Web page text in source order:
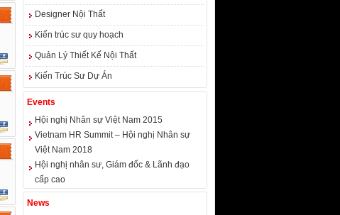
Designer Nội Thất
Kiến trúc sư quy hoạch
Quản Lý Thiết Kế Nội Thất
Kiến Trúc Sư Dự Án
Events
Hội nghị Nhân sự Việt Nam 2015
Vietnam HR Summit – Hội nghị Nhân sự
Việt Nam 2018
Hội nghị nhân sư, Giám đốc & Lãnh đạo
cấp cao
News